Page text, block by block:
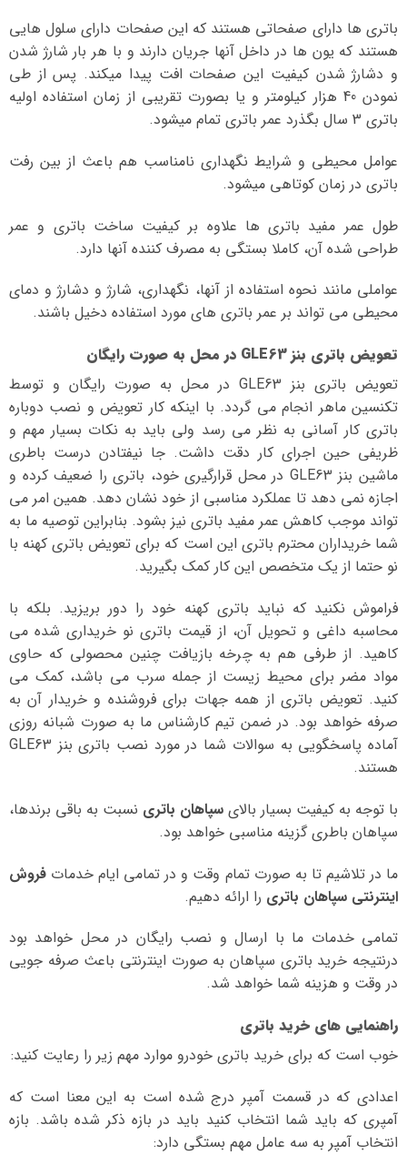
باتری ها دارای صفحاتی هستند که این صفحات دارای سلول هایی
هستند که یون ها در داخل آنها جریان دارند و با هر بار شارژ شدن
و دشارژ شدن کیفیت این صفحات افت پیدا میکند. پس از طی
نمودن 40 هزار کیلومتر و یا بصورت تقریبی از زمان استفاده اولیه
باتری 3 سال بگذرد عمر باتری تمام میشود.
عوامل محیطی و شرایط نگهداری نامناسب هم باعث از بین رفت
باتری در زمان کوتاهی میشود.
طول عمر مفید باتری ها علاوه بر کیفیت ساخت باتری و عمر
طراحی شده آن، کاملا بستگی به مصرف کننده آنها دارد.
عواملی مانند نحوه استفاده از آنها، نگهداری، شارژ و دشارژ و دمای
محیطی می تواند بر عمر باتری های مورد استفاده دخیل باشند.
تعویض باتری بنز GLE63 در محل به صورت رایگان
تعویض باتری بنز GLE63 در محل به صورت رایگان و توسط
تکنسین ماهر انجام می گردد. با اینکه کار تعویض و نصب دوباره
باتری کار آسانی به نظر می رسد ولی باید به نکات بسیار مهم و
ظریفی حین اجرای کار دقت داشت. جا نیفتادن درست باطری
ماشین بنز GLE63 در محل قرارگیری خود، باتری را ضعیف کرده و
اجازه نمی دهد تا عملکرد مناسبی از خود نشان دهد. همین امر می
تواند موجب کاهش عمر مفید باتری نیز بشود. بنابراین توصیه ما به
شما خریداران محترم باتری این است که برای تعویض باتری کهنه با
نو حتما از یک متخصص این کار کمک بگیرید.
فراموش نکنید که نباید باتری کهنه خود را دور بریزید. بلکه با
محاسبه داغی و تحویل آن، از قیمت باتری نو خریداری شده می
کاهید. از طرفی هم به چرخه بازیافت چنین محصولی که حاوی
مواد مضر برای محیط زیست از جمله سرب می باشد، کمک می
کنید. تعویض باتری از همه جهات برای فروشنده و خریدار آن به
صرفه خواهد بود. در ضمن تیم کارشناس ما به صورت شبانه روزی
آماده پاسخگویی به سوالات شما در مورد نصب باتری بنز GLE63
هستند.
با توجه به کیفیت بسیار بالای سپاهان باتری نسبت به باقی برندها،
سپاهان باطری گزینه مناسبی خواهد بود.
ما در تلاشیم تا به صورت تمام وقت و در تمامی ایام خدمات فروش
اینترنتی سپاهان باتری را ارائه دهیم.
تمامی خدمات ما با ارسال و نصب رایگان در محل خواهد بود
درنتیجه خرید باتری سپاهان به صورت اینترنتی باعث صرفه جویی
در وقت و هزینه شما خواهد شد.
راهنمایی های خرید باتری
خوب است که برای خرید باتری خودرو موارد مهم زیر را رعایت کنید:
اعدادی که در قسمت آمپر درج شده است به این معنا است که
آمپری که باید شما انتخاب کنید باید در بازه ذکر شده باشد. بازه
انتخاب آمپر به سه عامل مهم بستگی دارد: